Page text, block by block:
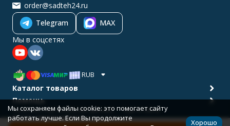
order@sadteh24.ru
Telegram
MAX
Мы в соцсетях
RUB
Каталог товаров
Помощь
Политика персональных данных
Карта сайта
© 2001-2026 САДТЕХ24
Мы сохраняем файлы cookie: это помогает сайту
работать лучше. Если Вы продолжите
Хорошо